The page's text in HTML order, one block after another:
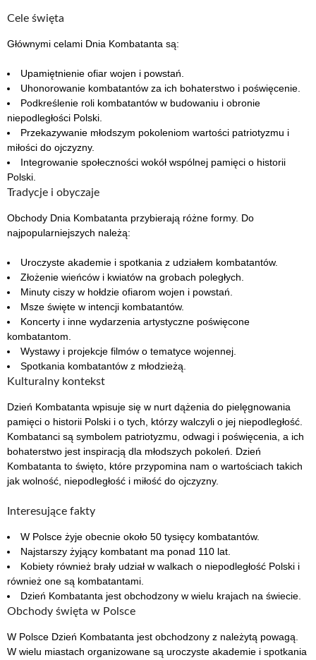
Cele święta
Głównymi celami Dnia Kombatanta są:
Upamiętnienie ofiar wojen i powstań.
Uhonorowanie kombatantów za ich bohaterstwo i poświęcenie.
Podkreślenie roli kombatantów w budowaniu i obronie
niepodległości Polski.
Przekazywanie młodszym pokoleniom wartości patriotyzmu i
miłości do ojczyzny.
Integrowanie społeczności wokół wspólnej pamięci o historii
Polski.
Tradycje i obyczaje
Obchody Dnia Kombatanta przybierają różne formy. Do
najpopularniejszych należą:
Uroczyste akademie i spotkania z udziałem kombatantów.
Złożenie wieńców i kwiatów na grobach poległych.
Minuty ciszy w hołdzie ofiarom wojen i powstań.
Msze święte w intencji kombatantów.
Koncerty i inne wydarzenia artystyczne poświęcone
kombatantom.
Wystawy i projekcje filmów o tematyce wojennej.
Spotkania kombatantów z młodzieżą.
Kulturalny kontekst
Dzień Kombatanta wpisuje się w nurt dążenia do pielęgnowania
pamięci o historii Polski i o tych, którzy walczyli o jej niepodległość.
Kombatanci są symbolem patriotyzmu, odwagi i poświęcenia, a ich
bohaterstwo jest inspiracją dla młodszych pokoleń. Dzień
Kombatanta to święto, które przypomina nam o wartościach takich
jak wolność, niepodległość i miłość do ojczyzny.
Interesujące fakty
W Polsce żyje obecnie około 50 tysięcy kombatantów.
Najstarszy żyjący kombatant ma ponad 110 lat.
Kobiety również brały udział w walkach o niepodległość Polski i
również one są kombatantami.
Dzień Kombatanta jest obchodzony w wielu krajach na świecie.
Obchody święta w Polsce
W Polsce Dzień Kombatanta jest obchodzony z należytą powagą.
W wielu miastach organizowane są uroczyste akademie i spotkania